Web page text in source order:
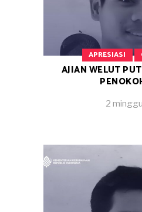
APRESIASI
AJIAN WELUT
2